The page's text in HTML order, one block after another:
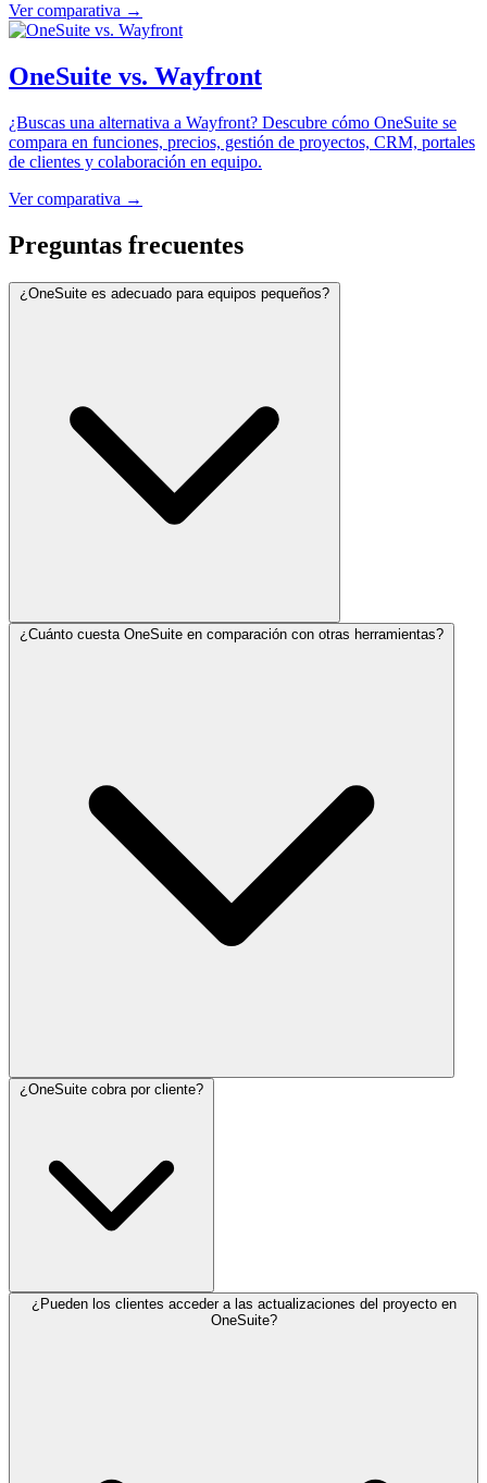
Ver comparativa →
OneSuite vs. Wayfront
¿Buscas una alternativa a Wayfront? Descubre cómo OneSuite se
compara en funciones, precios, gestión de proyectos, CRM, portales
de clientes y colaboración en equipo.
Ver comparativa →
Preguntas frecuentes
¿OneSuite es adecuado para equipos pequeños?
¿Cuánto cuesta OneSuite en comparación con otras herramientas?
¿OneSuite cobra por cliente?
No. Los planes de OneSuite incluyen clientes ilimitados, por lo que
¿Pueden los clientes acceder a las actualizaciones del proyecto en
OneSuite?